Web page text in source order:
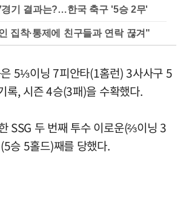
경기 결과는?…한국 축구 '5승 2무'
집착·통제에 친구들과 연락 끊겨"
5⅓이닝 7피안타(1홈런) 3사사구 5
록, 시즌 4승(3패)을 수확했다.
SSG 두 번째 투수 이로운(⅔이닝 3
승 5홀드)째를 당했다.